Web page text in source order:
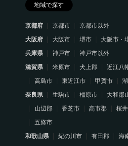
地域で探す
京都府 京都市
京都市以外
大阪府
大阪市 堺市
大阪市・
兵庫県
神戸市
神戸市以外
滋賀県
米原市 犬上郡 近江八
高島市
東近江市 甲賀市
奈良県
生駒市 橿原市 大和郡
山辺郡
香芝市 高市郡 桜
五條市
和歌山県
紀の川市 有田郡 海